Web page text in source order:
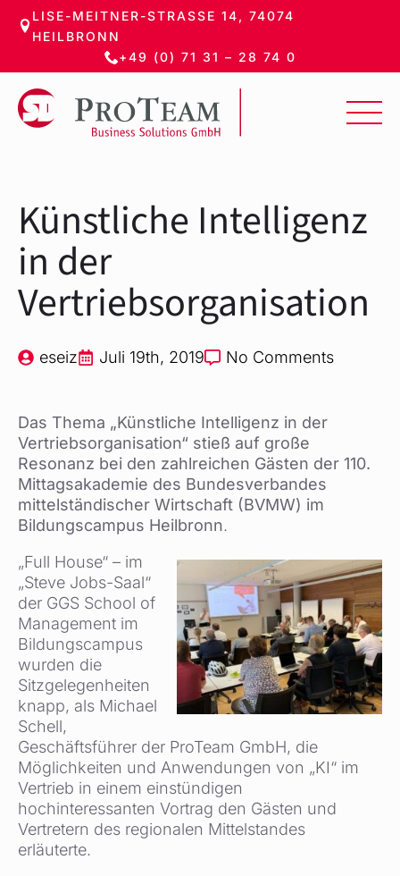
Zum
Hauptinhalt
LISE-MEITNER-STRASSE 14, 74074 H
EILBRONN
+49 (0) 71 31 – 28 74 0
Künstliche Intelligenz
in der
Vertriebsorganisation
eseiz Juli 19th, 2019 No Comments
Das Thema „Künstliche Intelligenz in der
Vertriebsorganisation“ stieß auf große
Resonanz bei den zahlreichen Gästen der 110.
Mittagsakademie des Bundesverbandes
mittelständischer Wirtschaft (BVMW) im
Bildungscampus Heilbronn.
„Full House“ – im
„Steve Jobs-Saal“
der GGS School of
Management im
Bildungscampus
wurden die
Sitzgelegenheiten
knapp, als Michael
Schell,
Geschäftsführer der ProTeam GmbH, die
Möglichkeiten und Anwendungen von „KI“ im
Vertrieb in einem einstündigen
hochinteressanten Vortrag den Gästen und
Vertretern des regionalen Mittelstandes
erläuterte.